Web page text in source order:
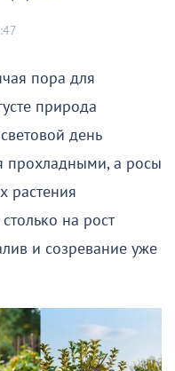
пора для
природа
день
прохладными, а росы
растения
на рост
и созревание уже